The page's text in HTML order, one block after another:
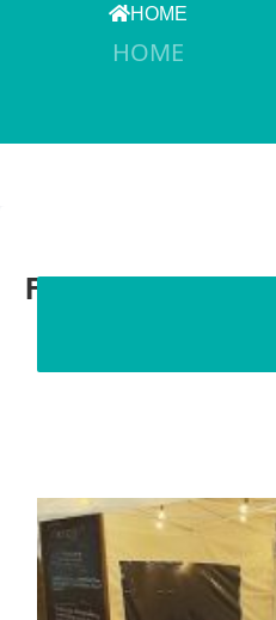
HOME
HOME
Feel Good